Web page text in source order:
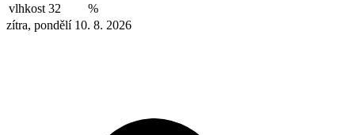
vlhkost 32
%
zítra, pondělí 10. 8. 2026